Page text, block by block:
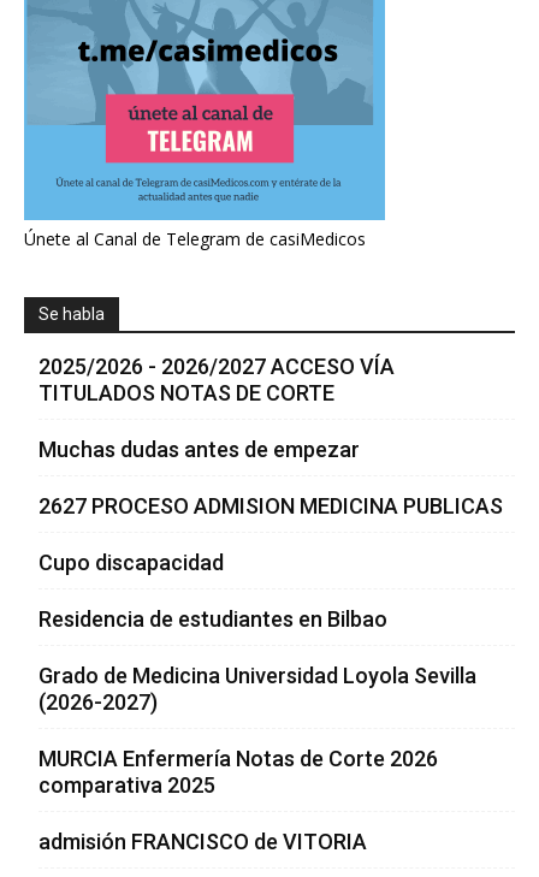
Únete al Canal de Telegram de casiMedicos
Se habla
2025/2026 - 2026/2027 ACCESO VÍA
TITULADOS NOTAS DE CORTE
Muchas dudas antes de empezar
2627 PROCESO ADMISION MEDICINA PUBLICAS
Cupo discapacidad
Residencia de estudiantes en Bilbao
Grado de Medicina Universidad Loyola Sevilla
(2026-2027)
MURCIA Enfermería Notas de Corte 2026
comparativa 2025
admisión FRANCISCO de VITORIA